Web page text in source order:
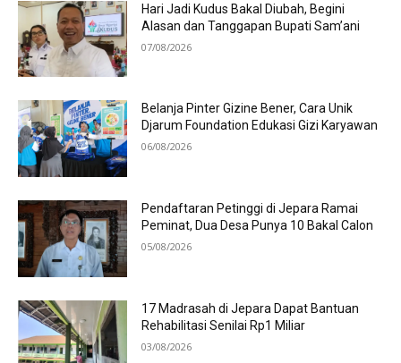
Hari Jadi Kudus Bakal Diubah, Begini
Alasan dan Tanggapan Bupati Sam’ani
07/08/2026
Belanja Pinter Gizine Bener, Cara Unik
Djarum Foundation Edukasi Gizi Karyawan
06/08/2026
Pendaftaran Petinggi di Jepara Ramai
Peminat, Dua Desa Punya 10 Bakal Calon
05/08/2026
17 Madrasah di Jepara Dapat Bantuan
Rehabilitasi Senilai Rp1 Miliar
03/08/2026